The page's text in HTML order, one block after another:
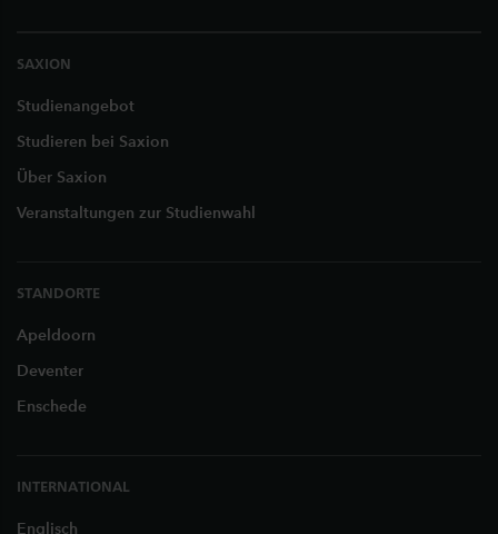
SAXION
Studienangebot
Studieren bei Saxion
Über Saxion
Veranstaltungen zur Studienwahl
STANDORTE
Apeldoorn
Deventer
Enschede
INTERNATIONAL
Englisch